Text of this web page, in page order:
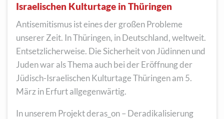
Israelischen Kulturtage in Thüringen
Antisemitismus ist eines der großen Probleme
unserer Zeit. In Thüringen, in Deutschland, weltweit.
Entsetzlicherweise. Die Sicherheit von Jüdinnen und
Juden war als Thema auch bei der Eröffnung der
Jüdisch-Israelischen Kulturtage Thüringen am 5.
März in Erfurt allgegenwärtig.
In unserem Projekt deras_on – Deradikalisierung